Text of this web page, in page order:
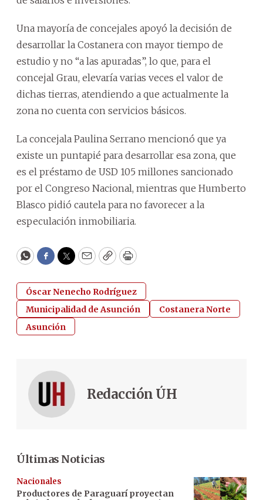
Una mayoría de concejales apoyó la decisión de
desarrollar la Costanera con mayor tiempo de
estudio y no “a las apuradas”, lo que, para el
concejal Grau, elevaría varias veces el valor de
dichas tierras, atendiendo a que actualmente la
zona no cuenta con servicios básicos.
La concejala Paulina Serrano mencionó que ya
existe un puntapié para desarrollar esa zona, que
es el préstamo de USD 105 millones sancionado
por el Congreso Nacional, mientras que Humberto
Blasco pidió cautela para no favorecer a la
especulación inmobiliaria.
WhatsApp
Facebook
Twitter
EmailCopyPrint
Óscar Nenecho Rodríguez
Municipalidad de Asunción
Costanera Norte
Asunción
Redacción ÚH
Últimas Noticias
Nacionales
Productores de Paraguarí proyectan